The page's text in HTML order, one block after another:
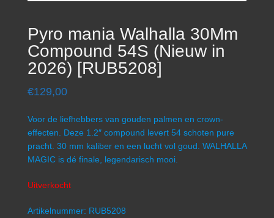
Pyro mania Walhalla 30Mm
Compound 54S (Nieuw in
2026) [RUB5208]
€129,00
Voor de liefhebbers van gouden palmen en crown-
effecten. Deze 1.2″ compound levert 54 schoten pure
pracht. 30 mm kaliber en een lucht vol goud. WALHALLA
MAGIC is dé finale, legendarisch mooi.
Uitverkocht
Artikelnummer: RUB5208